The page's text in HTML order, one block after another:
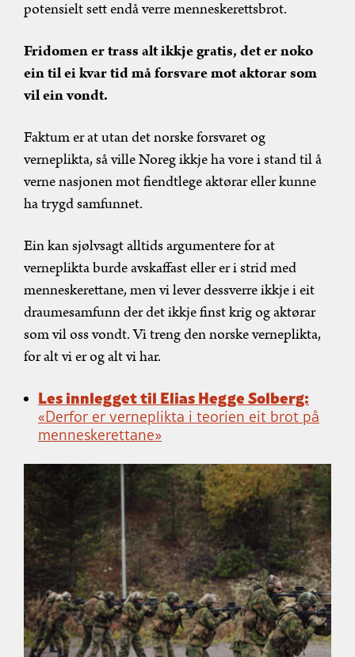
potensielt sett endå verre menneskerettsbrot.
Fridomen er trass alt ikkje gratis, det er noko
ein til ei kvar tid må forsvare mot aktørar som
vil ein vondt.
Faktum er at utan det norske forsvaret og
verneplikta, så ville Noreg ikkje ha vore i stand til å
verne nasjonen mot fiendtlege aktørar eller kunne
ha trygd samfunnet.
Ein kan sjølvsagt alltids argumentere for at
verneplikta burde avskaffast eller er i strid med
menneskerettane, men vi lever dessverre ikkje i eit
draumesamfunn der det ikkje finst krig og aktørar
som vil oss vondt. Vi treng den norske verneplikta,
for alt vi er og alt vi har.
Les innlegget til Elias Hegge Solberg:
«Derfor er verneplikta i teorien eit brot på
menneskerettane»